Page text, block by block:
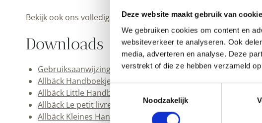
Deze website maakt gebruik van
We gebruiken cookies om content en
websiteverkeer te analyseren. Ook
media, adverteren en analyse. Deze
verstrekt of die ze hebben verzameld
Noodzakelijk
Bekijk ook ons volledige Allbäck.
Downloads
Gebruiksaanwijzing Allbäck Lijnolieverf (pdf)
Allbäck Handboekje (pdf)
Allbäck Little Handbook (pdf)
Allbäck Le petit livre de la peinture (pdf)
Allbäck Kleines Handbuch (pdf)